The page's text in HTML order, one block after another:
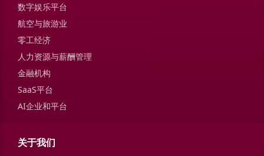
数字娱乐平台
航空与旅游业
零工经济
人力资源与薪酬管理
金融机构
SaaS平台
AI企业和平台
关于我们